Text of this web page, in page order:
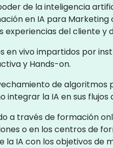
de la inteligencia
en IA para
experiencias del cliente y
en vivo impartidos por
y Hands-on.
de
integrar la IA en sus
a través de formación
o en los centros de
la IA con los objetivos de